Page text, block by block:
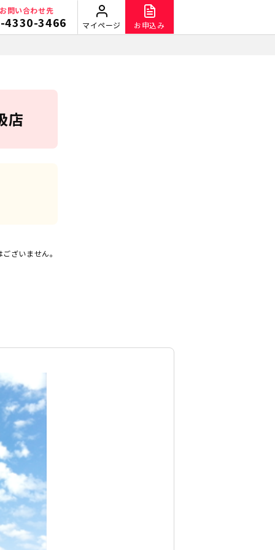
問い合わせ先
4330-3466 マイページ お申込み
店
ざいません。